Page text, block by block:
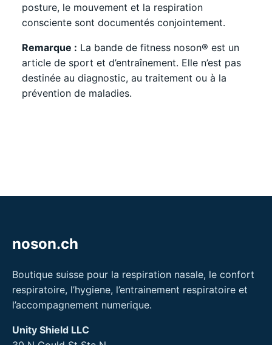
posture, le mouvement et la respiration
consciente sont documentés conjointement.
Remarque : La bande de fitness noson® est un
article de sport et d’entraînement. Elle n’est pas
destinée au diagnostic, au traitement ou à la
prévention de maladies.
noson.ch
Boutique suisse pour la respiration nasale, le confort
respiratoire, l’hygiene, l’entrainement respiratoire et
l’accompagnement numerique.
Unity Shield LLC